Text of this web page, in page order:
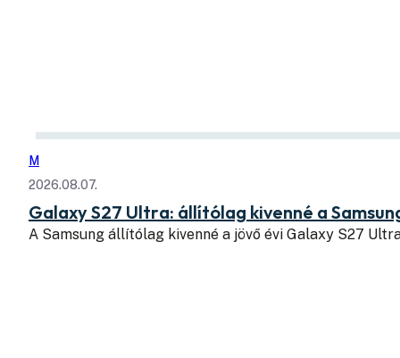
M
2026.08.07.
Galaxy S27 Ultra: állítólag kivenné a
A Samsung állítólag kivenné a jövő évi Galaxy S27